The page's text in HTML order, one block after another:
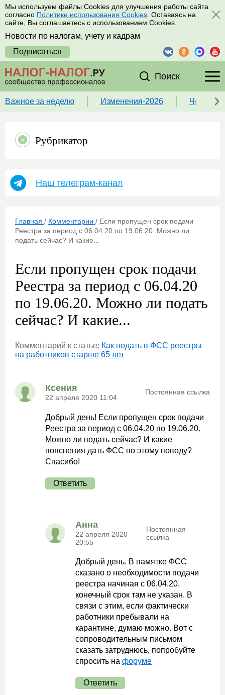
Мы используем файлы Cookies для улучшения работы сайта
согласно Политике использования Cookies . Оставаясь на
сайте, Вы соглашаетесь с использованием Cookies.
Новости по налогам, учету и кадрам
Подписаться
Поиск
Важное за неделю Изменения-2026 Чек-
Рубрикатор
Наш телеграм-канал
Главная / Комментарии / Если пропущен срок подачи
Реестра за период с 06.04.20 по 19.06.20. Можно ли
подать сейчас? И какие...
Если пропущен срок подачи
Реестра за период с 06.04.20
по 19.06.20. Можно ли подать
сейчас? И какие...
Комментарий к статье: Как подать в ФСС реестры
на работников старше 65 лет
Ксения
22 апреля 2020 11:04
Постоянная ссылка
Добрый день! Если пропущен срок подачи
Реестра за период с 06.04.20 по 19.06.20.
Можно ли подать сейчас? И какие
пояснения дать ФСС по этому поводу?
Спасибо!
Ответить
Анна
22 апреля 2020
20:55
Постоянная
ссылка
Добрый день. В памятке ФСС
сказано о необходимости подачи
реестра начиная с 06.04.20,
конечный срок там не указан. В
связи с этим, если фактически
работники пребывали на
карантине, думаю можно. Вот с
сопроводительным письмом
сказать затруднюсь, попробуйте
спросить на форуме
Ответить